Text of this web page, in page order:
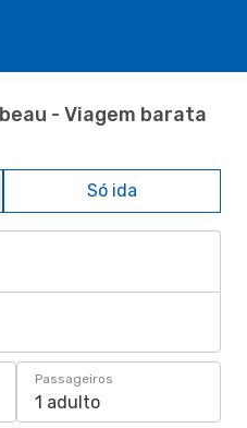
- Viagem barata
Só ida
Passageiros
1 adulto